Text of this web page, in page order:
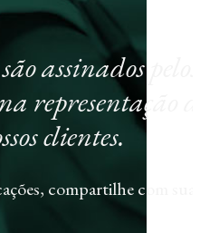
são assinados
representação
clientes.
compartilhe com